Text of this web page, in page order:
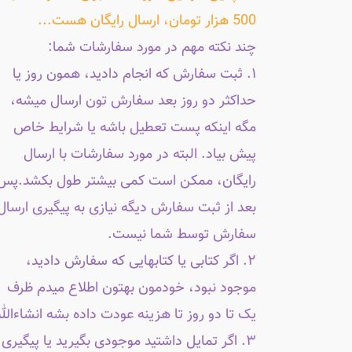
500 هزار تومان، ارسال رایگان هست...
چند نکته مهم در مورد سفارشات شما:
۱. ثبت سفارش که انجام دادید، همون روز یا
حداکثر دو روز بعد سفارش تون ارسال میشه،
مگه اینکه پست تعطیل باشه یا شرایط خاص
پیش بیاد. البته در مورد سفارشات با ارسال
رایگان، ممکن است کمی بیشتر طول
بعد از ثبت سفارش دیگه نیازی به پیگیری
سفارش توسط شما نیست.
۲. اگر کتابی یا کتابهایی که سفارش دادید،
موجود نبود، خودمون بهتون اطلاع میدم ظرف
یک تا دو روز تا هزینه عودت داده بشه
۳. اگر تمایل داشتید موجودی بگیرید یا پیگیری